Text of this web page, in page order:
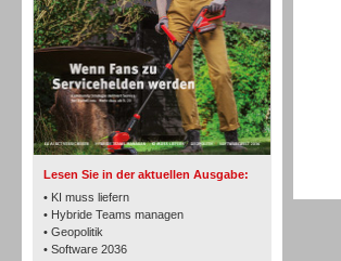
Lesen Sie in der aktuellen Ausgabe:
• KI muss liefern
• Hybride Teams managen
• Geopolitik
• Software 2036
TK- und ACD-Systeme